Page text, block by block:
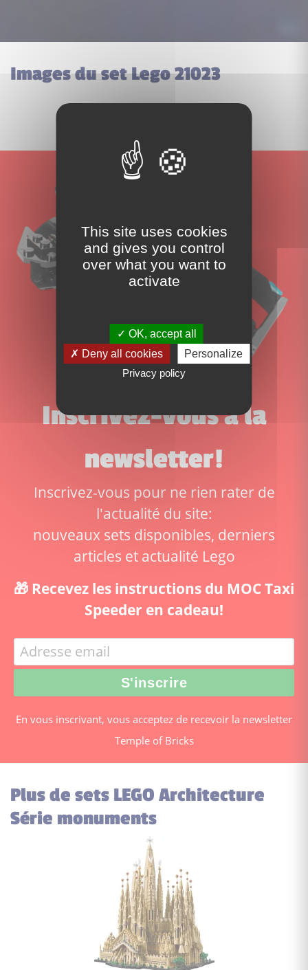
Images du set Lego 21023
Inscrivez-vous à la
newsletter!
Inscrivez-vous pour ne rien rater de
l'actualité du site:
nouveaux sets disponibles, derniers
articles et actualité Lego
🎁 Recevez les instructions du MOC Taxi
Speeder en cadeau!
En vous inscrivant, vous acceptez de recevoir la newsletter
Temple of Bricks
Plus de sets LEGO Architecture
Série monuments
This site uses cookies
and gives you control
over what you want to
activate
OK, accept all
Deny all cookies
Personalize
Privacy policy